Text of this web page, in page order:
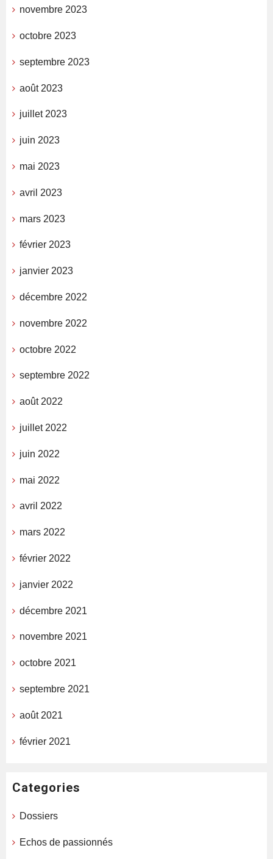
novembre 2023
octobre 2023
septembre 2023
août 2023
juillet 2023
juin 2023
mai 2023
avril 2023
mars 2023
février 2023
janvier 2023
décembre 2022
novembre 2022
octobre 2022
septembre 2022
août 2022
juillet 2022
juin 2022
mai 2022
avril 2022
mars 2022
février 2022
janvier 2022
décembre 2021
novembre 2021
octobre 2021
septembre 2021
août 2021
février 2021
Categories
Dossiers
Echos de passionnés